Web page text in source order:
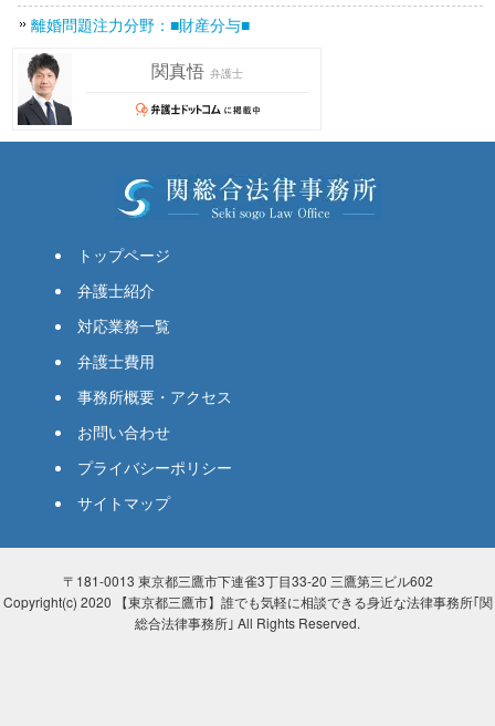
離婚問題注力分野：■財産分与■
トップページ
弁護士紹介
対応業務一覧
弁護士費用
事務所概要・アクセス
お問い合わせ
プライバシーポリシー
サイトマップ
〒181-0013 東京都三鷹市下連雀3丁目33-20 三鷹第三ビル602
Copyright(c) 2020 【東京都三鷹市】誰でも気軽に相談できる身近な法律事務所｢関
総合法律事務所｣ All Rights Reserved.